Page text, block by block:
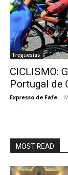
Freguesias
CICLISMO:
Portugal de
Expresso de Fafe -
MOST READ